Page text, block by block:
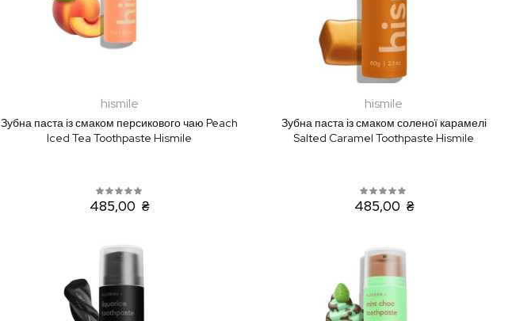
hismile
Зубна паста із смаком персикового чаю Peach
Iced Tea Toothpaste Hismile
485,00 ₴
hismile
Зубна паста із смаком соленої карамелі
Salted Caramel Toothpaste Hismile
485,00 ₴